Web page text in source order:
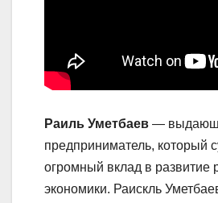
Раиль Уметбаев —
предприниматель, который
огромный вклад в развитие
экономики. Раискль